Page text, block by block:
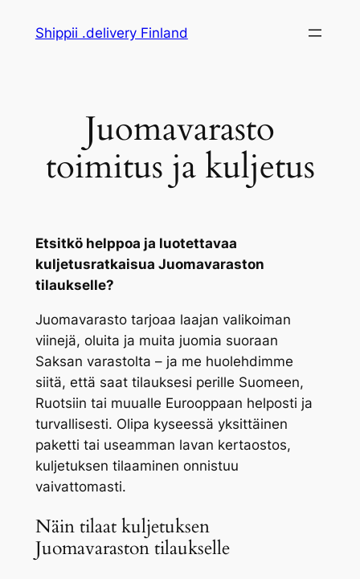
sisältöön
Shippii .delivery Finland
Juomavarasto
toimitus ja kuljetus
Etsitkö helppoa ja luotettavaa
kuljetusratkaisua Juomavaraston
tilaukselle?
Juomavarasto tarjoaa laajan valikoiman
viinejä, oluita ja muita juomia suoraan
Saksan varastolta – ja me huolehdimme
siitä, että saat tilauksesi perille Suomeen,
Ruotsiin tai muualle Eurooppaan helposti ja
turvallisesti. Olipa kyseessä yksittäinen
paketti tai useamman lavan kertaostos,
kuljetuksen tilaaminen onnistuu
vaivattomasti.
Näin tilaat kuljetuksen
Juomavaraston tilaukselle